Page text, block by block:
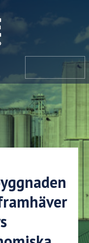
meny